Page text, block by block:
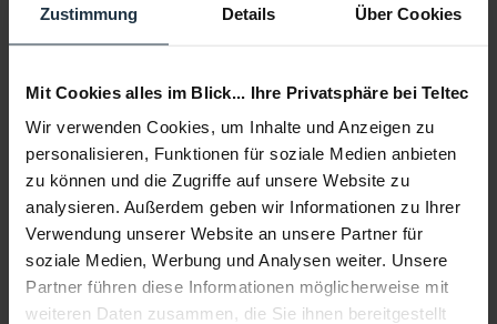
Zustimmung Details Über Cookies
Mit Cookies alles im Blick... Ihre Privatsphäre bei Teltec
Wir verwenden Cookies, um Inhalte und Anzeigen zu
personalisieren, Funktionen für soziale Medien anbieten
zu können und die Zugriffe auf unsere Website zu
analysieren. Außerdem geben wir Informationen zu Ihrer
Verwendung unserer Website an unsere Partner für
soziale Medien, Werbung und Analysen weiter. Unsere
Partner führen diese Informationen möglicherweise mit
weiteren Daten zusammen, die Sie ihnen bereitgestellt
Medien
Infos zu Hersteller & Produktsicherheit
Folgende Infos zum Hersteller sind verfübar......mehr
Weitere Artikel von AJA ansehen